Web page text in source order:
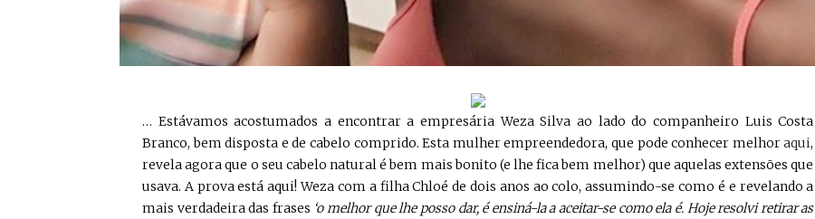
… Estávamos acostumados a encontrar a empresária Weza Silva ao lado do companheiro Luis Costa
Branco, bem disposta e de cabelo comprido. Esta mulher empreendedora, que pode conhecer melhoraqui,
revela agora que o seu cabelo natural é bem mais bonito (e lhe fica bem melhor) que aquelas extensões que
usava. A prova está aqui! Weza com a filha Chloé de dois anos ao colo, assumindo-se como é e revelando a
mais verdadeira das frases ‘o melhor que lhe posso dar, é ensiná-la a aceitar-se como ela é. Hoje resolvi retirar as